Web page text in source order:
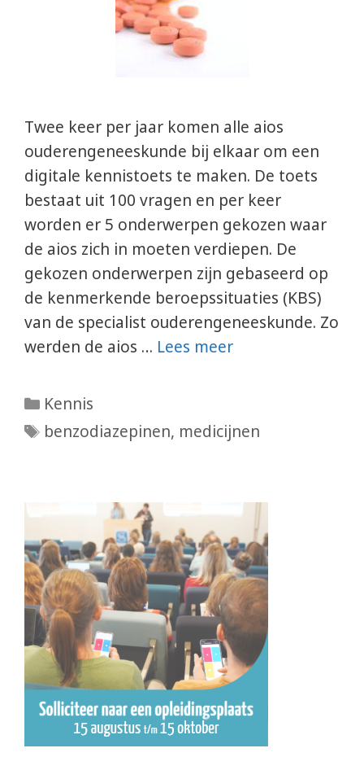
Twee keer per jaar komen alle aios
ouderengeneeskunde bij elkaar om een
digitale kennistoets te maken. De toets
bestaat uit 100 vragen en per keer
worden er 5 onderwerpen gekozen waar
de aios zich in moeten verdiepen. De
gekozen onderwerpen zijn gebaseerd op
de kenmerkende beroepssituaties (KBS)
van de specialist ouderengeneeskunde. Zo
werden de aios … Lees meer
Categorieën
Kennis
Tags
benzodiazepinen, medicijnen